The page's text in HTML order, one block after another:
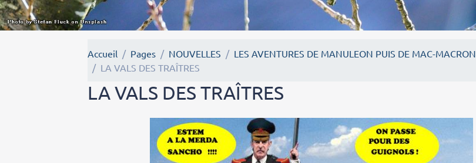
Accueil Pages NOUVELLES
LES AVENTURES DE MANULEON PUIS DE MAC-MACRON
LA VALS DES TRAÎTRES
LA VALS DES TRAÎTRES